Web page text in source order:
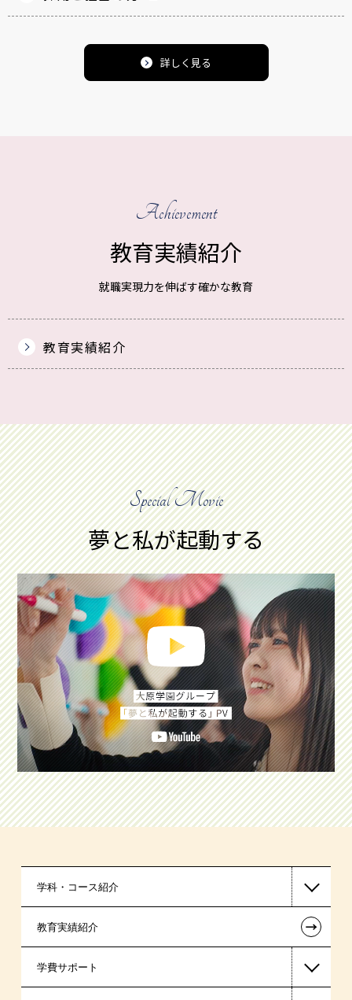
詳しく見る
Achievement
教育実績紹介
就職実現力を伸ばす確かな教育
教育実績紹介
Special Movie
夢と私が起動する
学科・コース紹介
国家公務員・地方公務員系
警察官・消防官系
教育実績紹介 ←
学費サポート